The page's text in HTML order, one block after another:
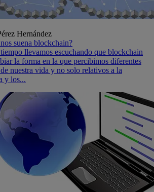
Hernández
suena blockchain?
llevamos escuchando que blockchain
la forma en la que percibimos diferentes
nuestra vida y no solo relativos a la
y los...